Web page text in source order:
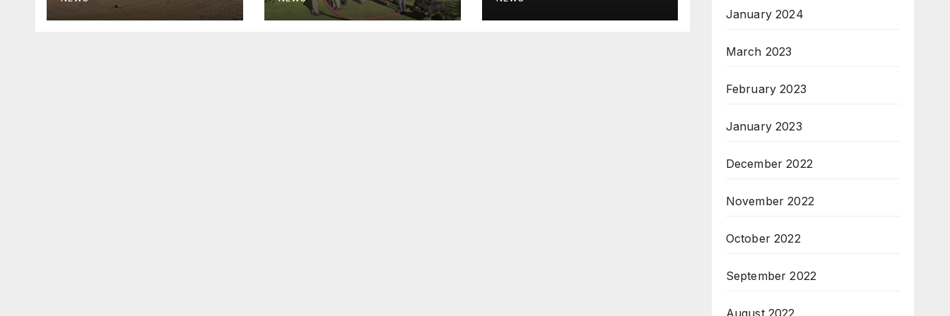
January 2024
March 2023
February 2023
January 2023
December 2022
November 2022
October 2022
September 2022
August 2022